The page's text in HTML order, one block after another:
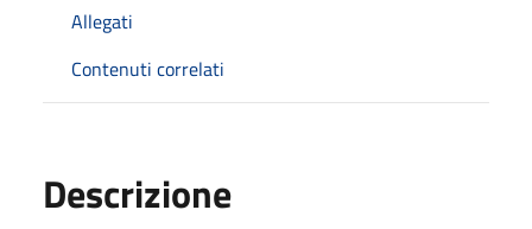
Allegati
Contenuti correlati
Descrizione